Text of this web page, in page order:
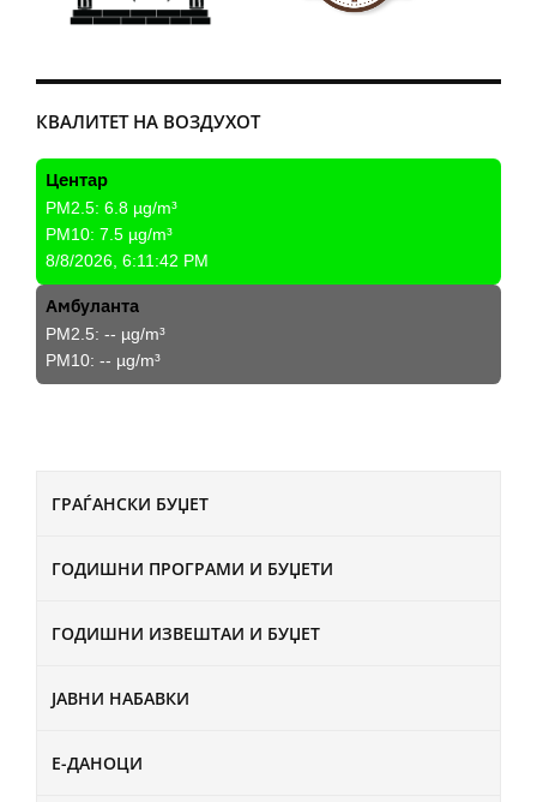
ГРАЃАНСКИ БУЏЕТ
ГОДИШНИ ПРОГРАМИ И БУЏЕТИ
ГОДИШНИ ИЗВЕШТАИ И БУЏЕТ
ЈАВНИ НАБАВКИ
Е-ДАНОЦИ
КВАЛИТЕТ НА ВОЗДУХОТ
Центар
PM2.5: 6.8 µg/m³
PM10: 7.5 µg/m³
8/8/2026, 6:11:42 PM
Амбуланта
PM2.5: -- µg/m³
PM10: -- µg/m³